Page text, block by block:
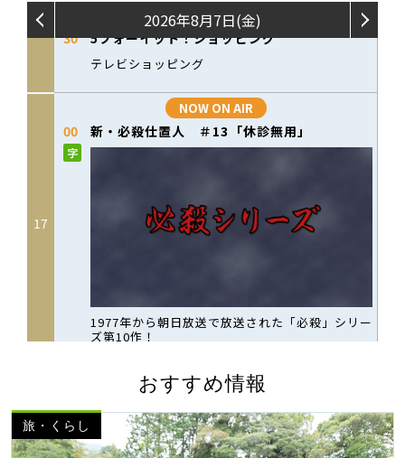
おすすめ情報
旅・くらし